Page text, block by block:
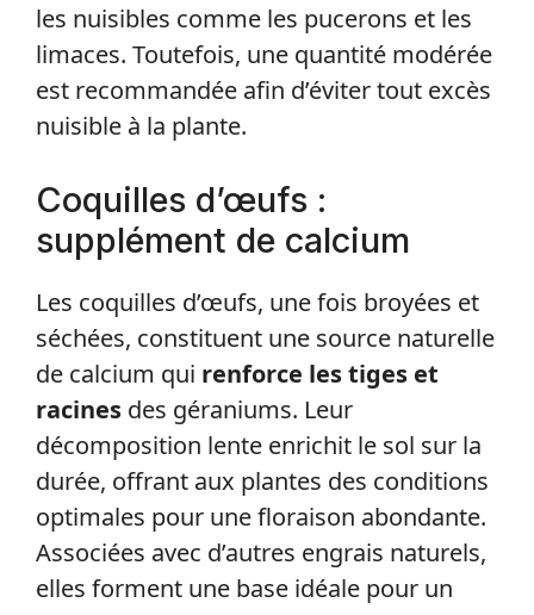
les nuisibles comme les pucerons et les
limaces. Toutefois, une quantité modérée
est recommandée afin d’éviter tout excès
nuisible à la plante.
Coquilles d’œufs :
supplément de calcium
Les coquilles d’œufs, une fois broyées et
séchées, constituent une source naturelle
de calcium qui renforce les tiges et
racines des géraniums. Leur
décomposition lente enrichit le sol sur la
durée, offrant aux plantes des conditions
optimales pour une floraison abondante.
Associées avec d’autres engrais naturels,
elles forment une base idéale pour un